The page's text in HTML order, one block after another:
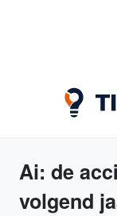
Ai: de
volgend